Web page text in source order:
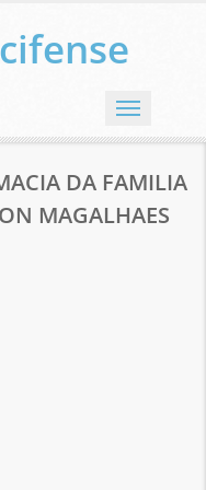
Menu
DA FAMILIA
MAGALHAES